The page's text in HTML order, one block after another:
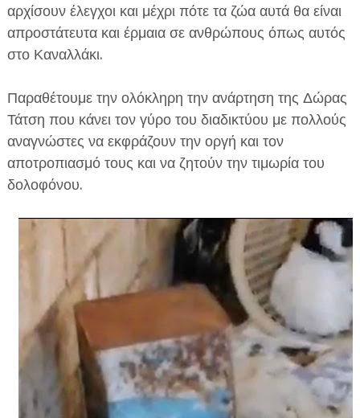
αρχίσουν έλεγχοι και μέχρι πότε τα ζώα αυτά θα είναι
απροστάτευτα και έρμαια σε ανθρώπους όπως αυτός
στο Καναλλάκι.
Παραθέτουμε την ολόκληρη την ανάρτηση της Δώρας
Τάτση που κάνει τον γύρο του διαδικτύου με πολλούς
αναγνώστες να εκφράζουν την οργή και τον
αποτροπιασμό τους και να ζητούν την τιμωρία του
δολοφόνου.